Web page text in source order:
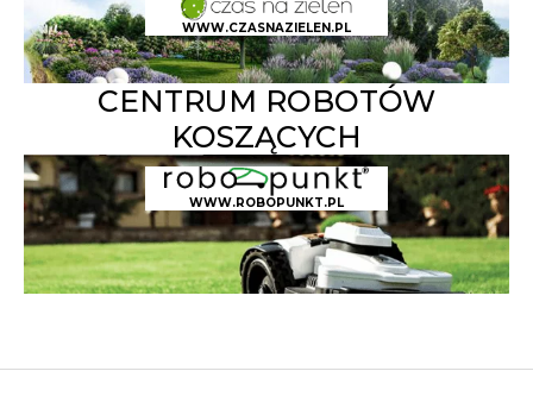
WWW.CZASNAZIELEN.PL
CENTRUM ROBOTÓW
KOSZĄCYCH
WWW.ROBOPUNKT.PL